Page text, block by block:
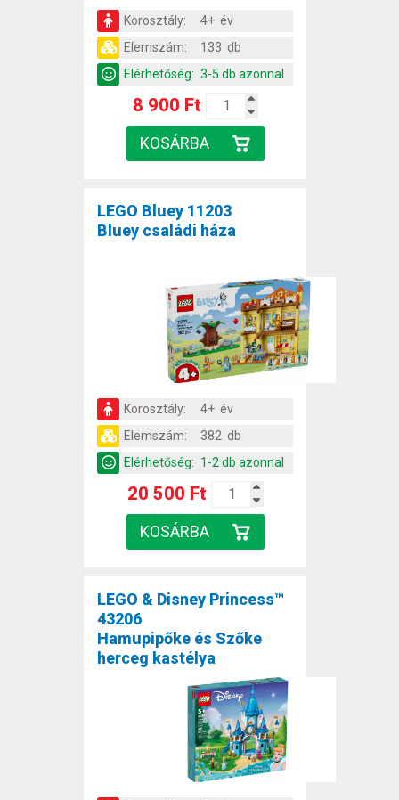
Korosztály:
4+ év
Elemszám:
133 db
Elérhetőség: 3-5 db azonnal
8 900 Ft
LEGO Bluey 11203
Bluey családi háza
Korosztály:
4+ év
Elemszám:
382 db
Elérhetőség: 1-2 db azonnal
20 500 Ft
LEGO & Disney Princess™
43206
Hamupipőke és Szőke
herceg kastélya